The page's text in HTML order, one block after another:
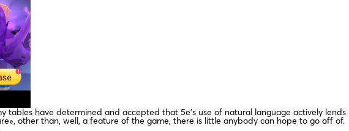
tables have determined and accepted that 5e’s use of natural language actively lends
other than, well, a feature of the game, there is little anybody can hope to go off of.